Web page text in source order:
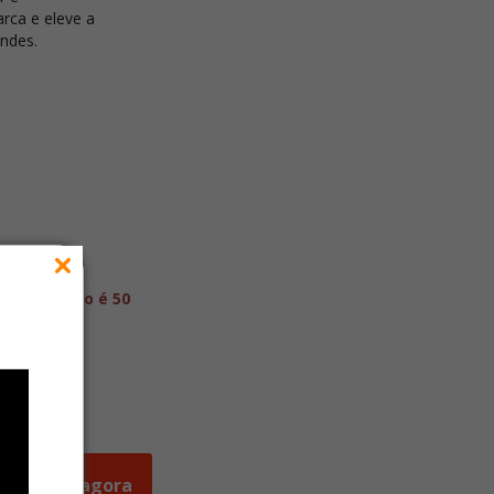
e eleve a
produto é 50
Orçar agora